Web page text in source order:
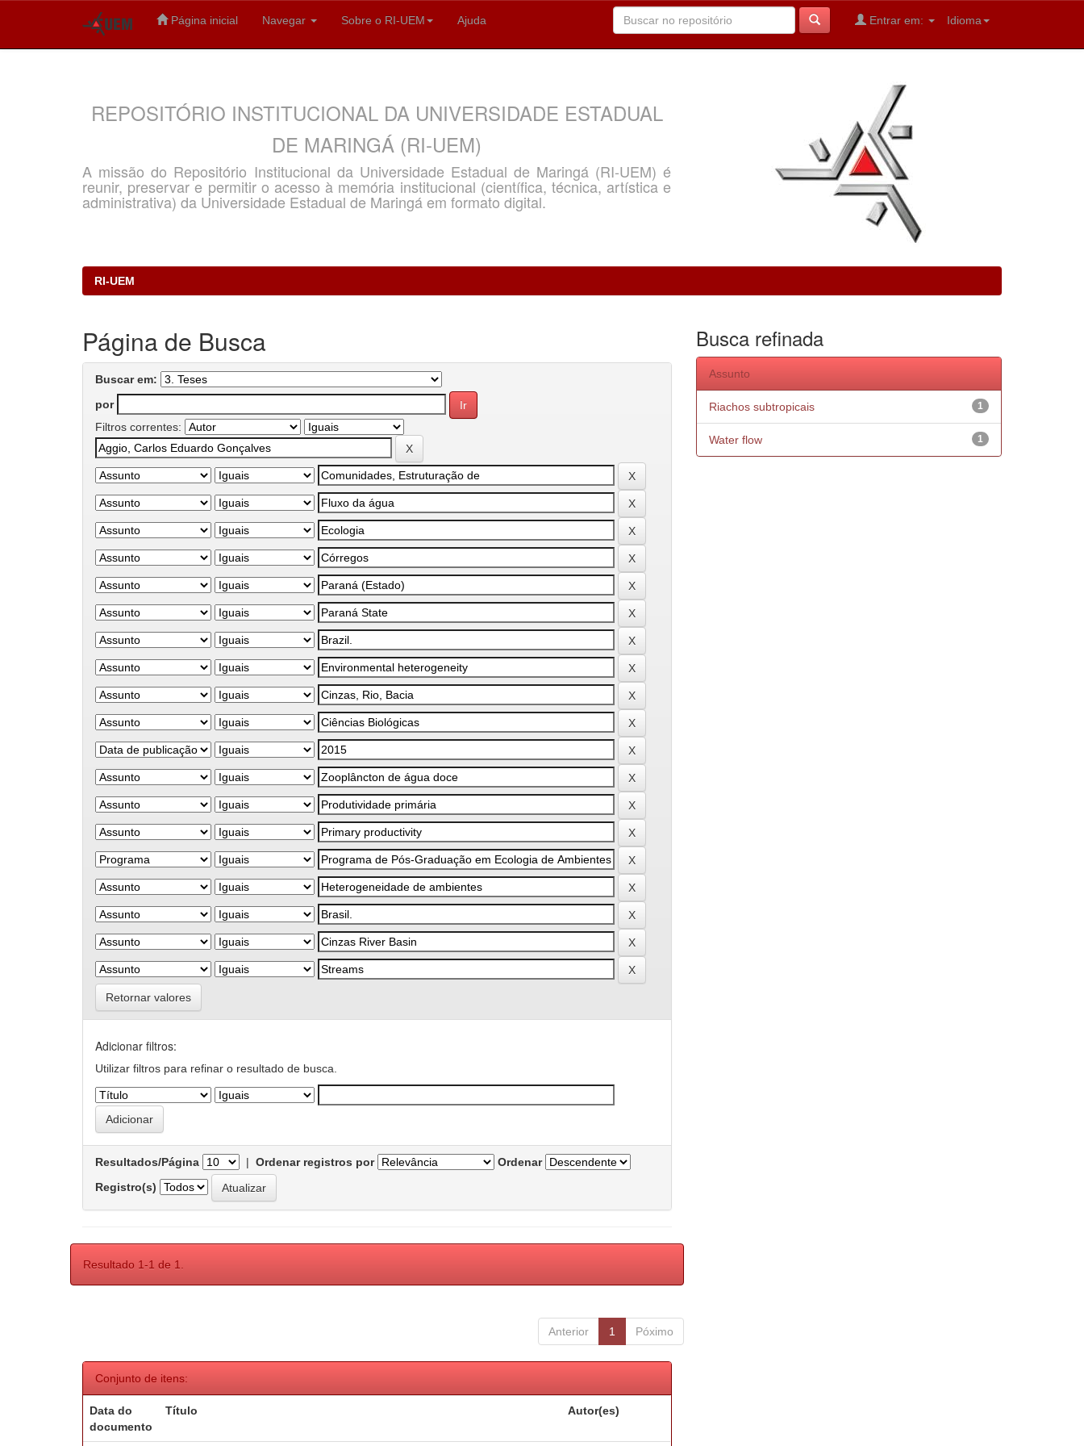
Página inicial Navegar Sobre o RI-UEM Ajuda Idioma
Entrar em:
REPOSITÓRIO INSTITUCIONAL DA UNIVERSIDADE ESTADUAL
DE MARINGÁ (RI-UEM)
A missão do Repositório Institucional da Universidade Estadual de Maringá (RI-UEM) é
reunir, preservar e permitir o acesso à memória institucional (científica, técnica, artística e
administrativa) da Universidade Estadual de Maringá em formato digital.
RI-UEM
Página de Busca
Buscar em:
por
Filtros correntes:
Retornar valores
Adicionar filtros:
Utilizar filtros para refinar o resultado de busca.
Resultados/Página | Ordenar registros por
Ordenar
Registro(s)
Resultado 1-1 de 1.
Anterior 1 Póximo
Conjunto de itens:
Data do
documento
Título Autor(es)
Busca refinada
Assunto
1
Riachos subtropicais
1
Water flow